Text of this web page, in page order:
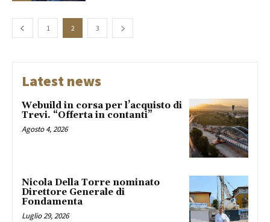
1 2 3
Latest news
Webuild in corsa per l’acquisto di
Trevi. “Offerta in contanti”
Agosto 4, 2026
Nicola Della Torre nominato
Direttore Generale di
Fondamenta
Luglio 29, 2026